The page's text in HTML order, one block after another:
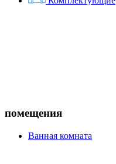
помещения
Ванная комната